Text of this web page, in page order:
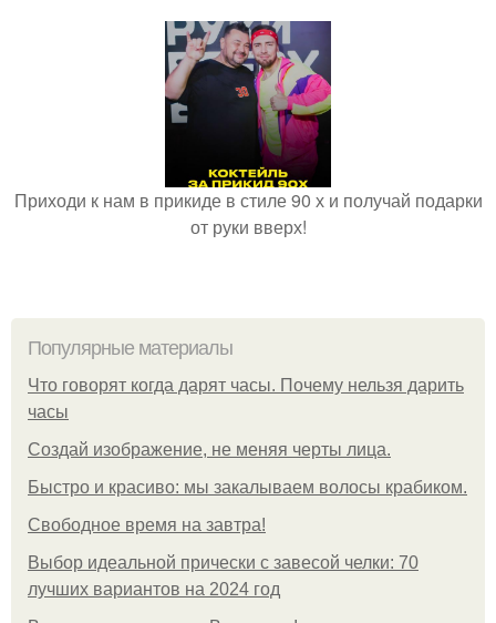
Приходи к нам в прикиде в стиле 90 х и получай подарки
от руки вверх!
Популярные материалы
Что говорят когда дарят часы. Почему нельзя дарить
часы
Создай изображение, не меняя черты лица.
Быстро и красиво: мы закалываем волосы крабиком.
Свободное время на завтра!
Выбор идеальной прически с завесой челки: 70
лучших вариантов на 2024 год